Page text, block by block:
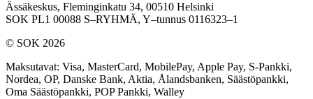
Ässäkeskus, Fleminginkatu 34, 00510 Helsinki
SOK PL1 00088 S–RYHMÄ, Y–tunnus 0116323–1
© SOK 2026
Maksutavat: Visa, MasterCard, MobilePay, Apple Pay, S-Pankki,
Nordea, OP, Danske Bank, Aktia, Ålandsbanken, Säästöpankki,
Oma Säästöpankki, POP Pankki, Walley